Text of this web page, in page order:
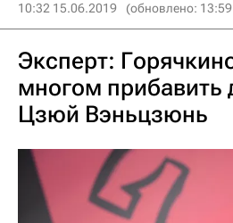
10:32 15.06.2019 (обновлено:
Эксперт:
многом прибавить
Цзюй Вэньцзюнь